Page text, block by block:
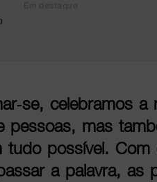
se, celebramos a
pessoas, mas
tudo possível.
a palavra, as